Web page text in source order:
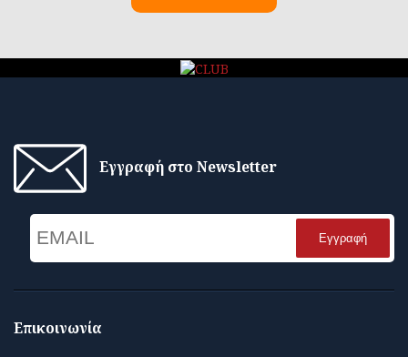
Εγγραφή στο Newsletter
Name
Επικοινωνία